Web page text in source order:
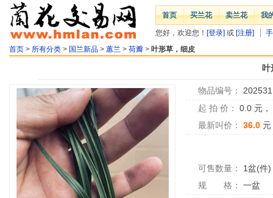
首页 买兰花 卖兰花 我
您好，欢迎您！ [登录] 或 [注册]
首页 > 所有分类 > 国兰新品 > 蕙兰 > 荷瓣 > 叶形草，细皮
物品编号：
起 拍 价：
0.0 元，
最新叫价：
36.0 元
可售数量： 1盆(件)
规 格：
一盆